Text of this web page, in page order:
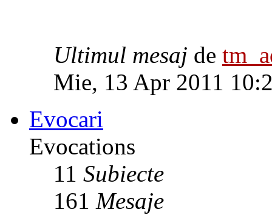
Ultimul mesaj de
Mie, 13 Apr 2011
Evocari
Evocations
11 Subiecte
161 Mesaje